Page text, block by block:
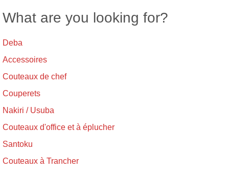
What are you looking for?
Deba
Accessoires
Couteaux de chef
Couperets
Nakiri / Usuba
Couteaux d'office et à éplucher
Santoku
Couteaux à Trancher